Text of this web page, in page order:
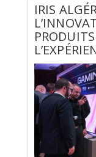
IRIS